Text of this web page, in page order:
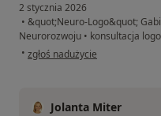
2 stycznia 2026
• &quot;Neuro-Logo&quot;
Neurorozwoju • konsultacja
• w opinii użytkownika Magda
zgłoś nadużycie
Jolanta Miter